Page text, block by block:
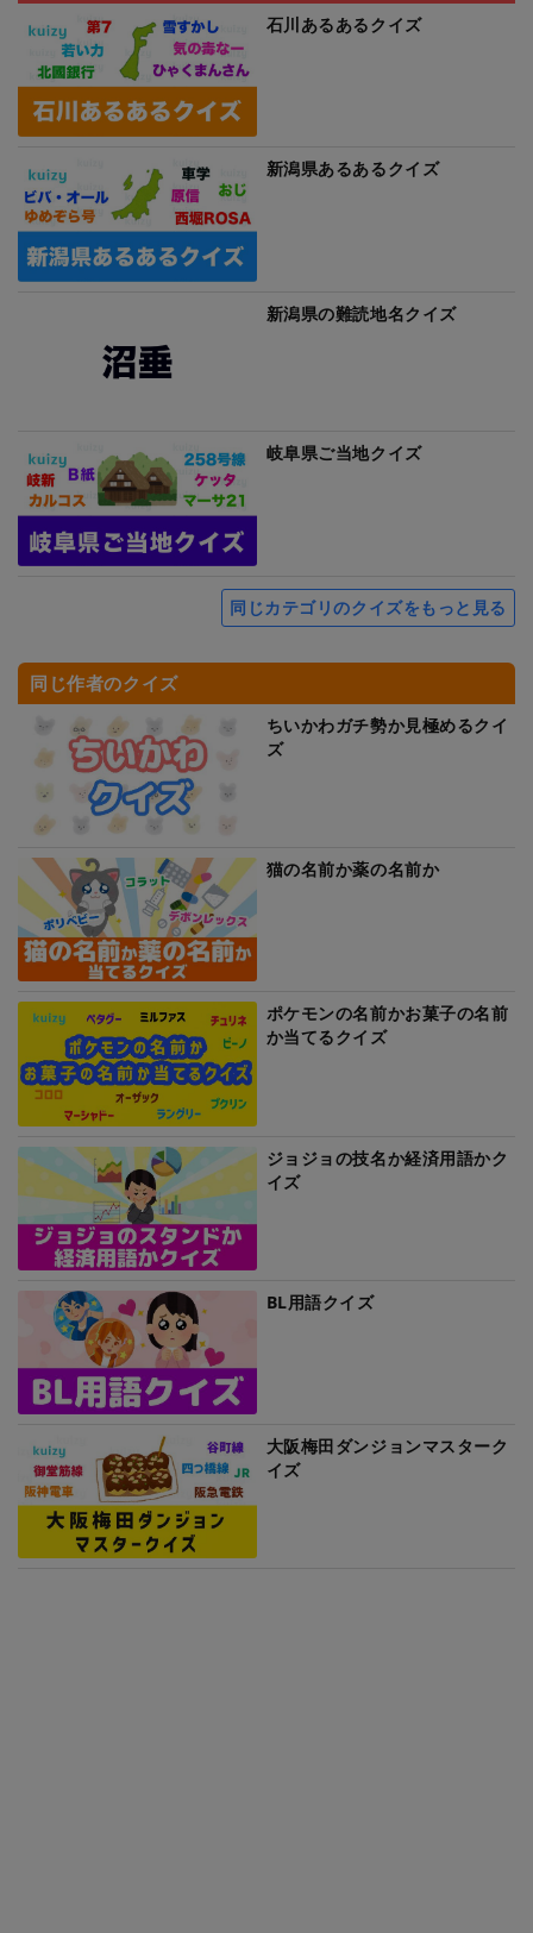
石川あるあるクイズ
新潟県あるあるクイズ
新潟県の難読地名クイズ
岐阜県ご当地クイズ
同じカテゴリのクイズをもっと見る
同じ作者のクイズ
ちいかわガチ勢か見極めるクイ
ズ
猫の名前か薬の名前か
ポケモンの名前かお菓子の名前
か当てるクイズ
ジョジョの技名か経済用語かク
イズ
BL用語クイズ
大阪梅田ダンジョンマスターク
イズ